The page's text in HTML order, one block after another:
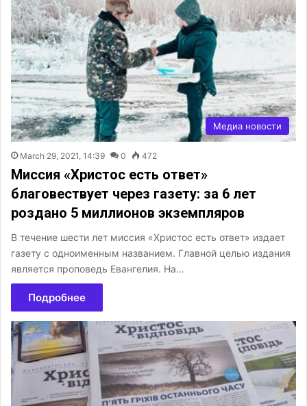
Медиа новости
March 29, 2021, 14:39 0 472
Миссия «Христос есть ответ»
благовествует через газету: за 6 лет
роздано 5 миллионов экземпляров
В течение шести лет миссия «Христос есть ответ» издает
газету с одноименным названием. Главной целью издания
является проповедь Евангелия. На…
Подробнее